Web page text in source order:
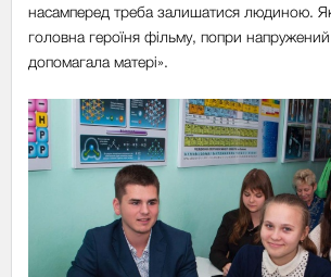
насамперед треба залишатися людиною.
головна героїня фільму, попри
допомагала матері».